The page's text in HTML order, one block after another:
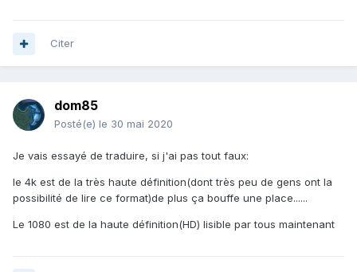
Citer
dom85
Posté(e) le 30 mai 2020
Je vais essayé de traduire, si j'ai pas tout faux:
le 4k est de la très haute définition(dont très peu de gens ont la
possibilité de lire ce format)de plus ça bouffe une place......
Le 1080 est de la haute définition(HD) lisible par tous maintenant